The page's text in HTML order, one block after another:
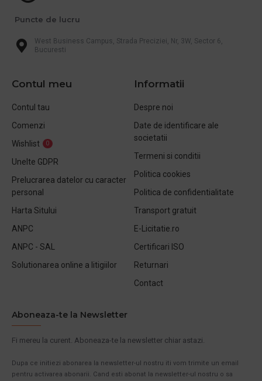
Puncte de lucru
West Business Campus, Strada Preciziei, Nr, 3W, Sector 6,
Bucuresti
Contul meu
Contul tau
Comenzi
Wishlist
0
Unelte GDPR
Prelucrarea datelor cu caracter
personal
Harta Sitului
ANPC
ANPC - SAL
Solutionarea online a litigiilor
Informatii
Despre noi
Date de identificare ale
societatii
Termeni si conditii
Politica cookies
Politica de confidentialitate
Transport gratuit
E-Licitatie.ro
Certificari ISO
Returnari
Contact
Aboneaza-te la Newsletter
Fi mereu la curent. Aboneaza-te la newsletter chiar astazi.
Dupa ce initiezi abonarea la newsletter-ul nostru iti vom trimite un email
pentru activarea abonarii. Cand esti abonat la newsletter-ul nostru o sa